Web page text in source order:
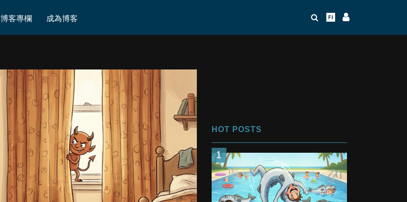
博客專欄 成為博客
HOT POSTS
1